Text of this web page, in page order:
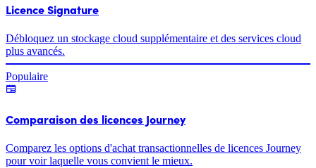
Licence Signature
Débloquez un stockage cloud supplémentaire et des services cloud
plus avancés.
Populaire
Comparaison des licences Journey
Comparez les options d'achat transactionnelles de licences Journey
pour voir laquelle vous convient le mieux.